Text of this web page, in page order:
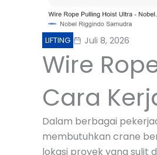
LIFTING Juli 8, 2026
Wire
Cara
Dalam berbagai
membutuhkan crane
lokasi proyek yang sulit